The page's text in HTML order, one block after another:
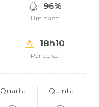
96%
Umidade
18h10
Pôr do sol
Quarta Quinta